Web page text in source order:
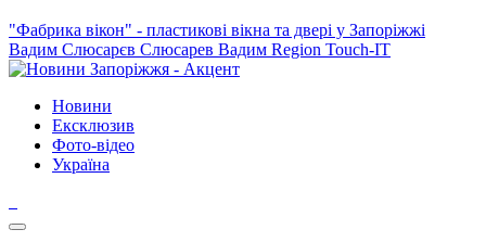
"Фабрика вікон" - пластикові вікна та двері у Запоріжжі
Вадим Слюсарєв Слюсарев Вадим Region Touch-IT
Новини
Ексклюзив
Фото-відео
Україна